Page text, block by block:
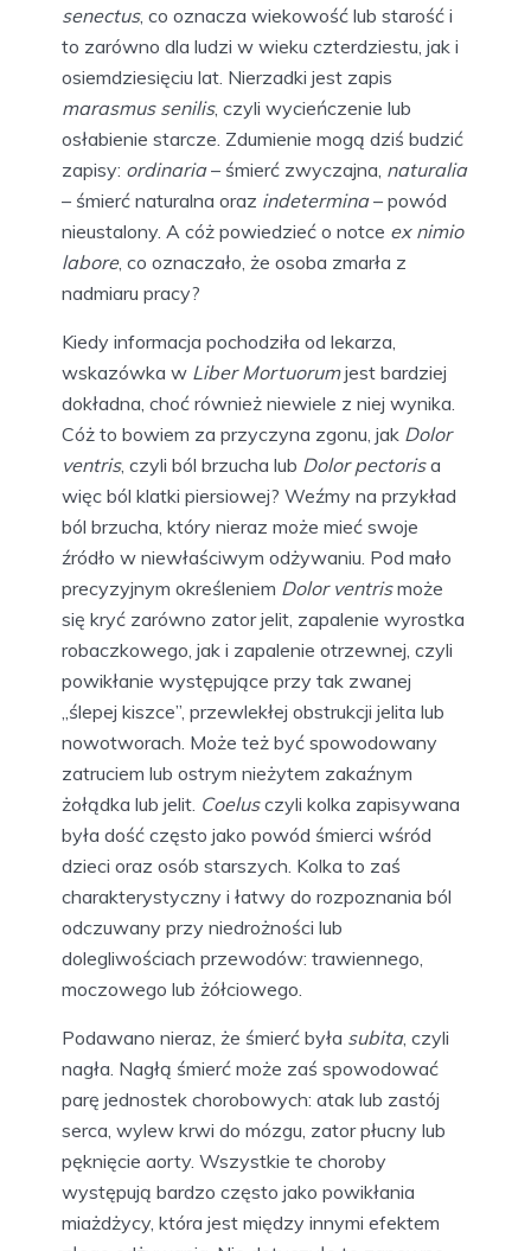
senectus, co oznacza wiekowość lub starość i
to zarówno dla ludzi w wieku czterdziestu, jak i
osiemdziesięciu lat. Nierzadki jest zapis
marasmus senilis, czyli wycieńczenie lub
osłabienie starcze. Zdumienie mogą dziś budzić
zapisy: ordinaria– śmierć zwyczajna, naturalia
– śmierć naturalna oraz indetermina– powód
nieustalony. A cóż powiedzieć o notce ex nimio
labore, co oznaczało, że osoba zmarła z
nadmiaru pracy?
Kiedy informacja pochodziła od lekarza,
wskazówka w Liber Mortuorumjest bardziej
dokładna, choć również niewiele z niej wynika.
Cóż to bowiem za przyczyna zgonu, jak Dolor
ventris, czyli ból brzucha lub Dolor pectorisa
więc ból klatki piersiowej? Weźmy na przykład
ból brzucha, który nieraz może mieć swoje
źródło w niewłaściwym odżywaniu. Pod mało
precyzyjnym określeniem Dolor ventrismoże
się kryć zarówno zator jelit, zapalenie wyrostka
robaczkowego, jak i zapalenie otrzewnej, czyli
powikłanie występujące przy tak zwanej
„ślepej kiszce”, przewlekłej obstrukcji jelita lub
nowotworach. Może też być spowodowany
zatruciem lub ostrym nieżytem zakaźnym
żołądka lub jelit. Coelusczyli kolka zapisywana
była dość często jako powód śmierci wśród
dzieci oraz osób starszych. Kolka to zaś
charakterystyczny i łatwy do rozpoznania ból
odczuwany przy niedrożności lub
dolegliwościach przewodów: trawiennego,
moczowego lub żółciowego.
Podawano nieraz, że śmierć była subita, czyli
nagła. Nagłą śmierć może zaś spowodować
parę jednostek chorobowych: atak lub zastój
serca, wylew krwi do mózgu, zator płucny lub
pęknięcie aorty. Wszystkie te choroby
występują bardzo często jako powikłania
miażdżycy, która jest między innymi efektem